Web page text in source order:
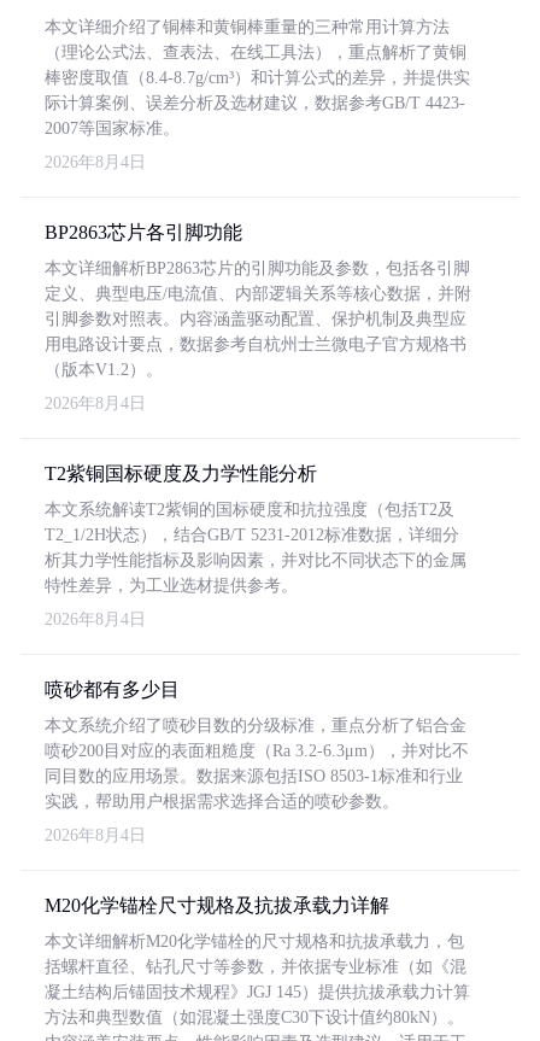
本文详细介绍了铜棒和黄铜棒重量的三种常用计算方法
（理论公式法、查表法、在线工具法），重点解析了黄铜
棒密度取值（8.4-8.7g/cm³）和计算公式的差异，并提供实
际计算案例、误差分析及选材建议，数据参考GB/T 4423-
2007等国家标准。
2026年8月4日
BP2863芯片各引脚功能
本文详细解析BP2863芯片的引脚功能及参数，包括各引脚
定义、典型电压/电流值、内部逻辑关系等核心数据，并附
引脚参数对照表。内容涵盖驱动配置、保护机制及典型应
用电路设计要点，数据参考自杭州士兰微电子官方规格书
（版本V1.2）。
2026年8月4日
T2紫铜国标硬度及力学性能分析
本文系统解读T2紫铜的国标硬度和抗拉强度（包括T2及
T2_1/2H状态），结合GB/T 5231-2012标准数据，详细分
析其力学性能指标及影响因素，并对比不同状态下的金属
特性差异，为工业选材提供参考。
2026年8月4日
喷砂都有多少目
本文系统介绍了喷砂目数的分级标准，重点分析了铝合金
喷砂200目对应的表面粗糙度（Ra 3.2-6.3μm），并对比不
同目数的应用场景。数据来源包括ISO 8503-1标准和行业
实践，帮助用户根据需求选择合适的喷砂参数。
2026年8月4日
M20化学锚栓尺寸规格及抗拔承载力详解
本文详细解析M20化学锚栓的尺寸规格和抗拔承载力，包
括螺杆直径、钻孔尺寸等参数，并依据专业标准（如《混
凝土结构后锚固技术规程》JGJ 145）提供抗拔承载力计算
方法和典型数值（如混凝土强度C30下设计值约80kN）。